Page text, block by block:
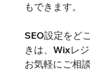
もできます。
SEO設定をど
きは、Wixレ
お気軽にご相